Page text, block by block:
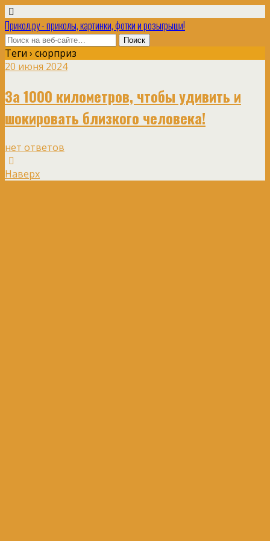
Прикол.ру - приколы, картинки, фотки и розыгрыши!
Теги › сюрприз
20 июня 2024
За 1000 километров, чтобы удивить и
шокировать близкого человека!
нет ответов
Наверх